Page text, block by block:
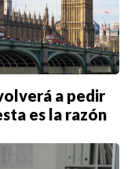
a pedir
es la razón